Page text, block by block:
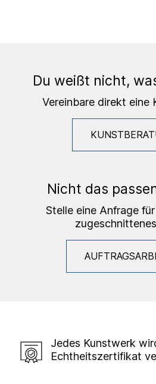
Du weißt nicht,
Vereinbare direkt eine
Nicht das
Stelle eine Anfrage
Jedes Kunstwerk
Echtheitszertifikat